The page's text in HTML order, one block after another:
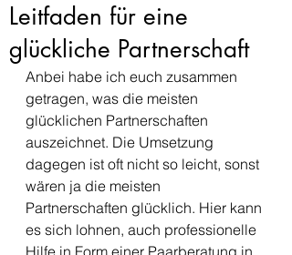
Leitfaden für eine
glückliche Partnerschaft
Anbei habe ich euch zusammen
getragen, was die meisten
glücklichen Partnerschaften
auszeichnet. Die Umsetzung
dagegen ist oft nicht so leicht, sonst
wären ja die meisten
Partnerschaften glücklich. Hier kann
es sich lohnen, auch professionelle
Hilfe in Form einer Paarberatung in